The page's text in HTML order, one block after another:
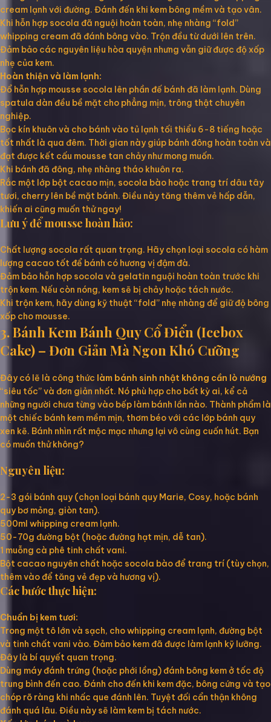
cream lạnh với đường. Đánh đến khi kem bông mềm và tạo vân.
Khi hỗn hợp socola đã nguội hoàn toàn, nhẹ nhàng “fold”
whipping cream đã đánh bông vào. Trộn đều từ dưới lên trên.
Đảm bảo các nguyên liệu hòa quyện nhưng vẫn giữ được độ xốp
nhẹ của kem.
Hoàn thiện và làm lạnh:
Đổ hỗn hợp mousse socola lên phần đế bánh đã làm lạnh. Dùng
spatula dàn đều bề mặt cho phẳng mịn, trông thật chuyên
nghiệp.
Bọc kín khuôn và cho bánh vào tủ lạnh tối thiểu 6-8 tiếng hoặc
tốt nhất là qua đêm. Thời gian này giúp bánh đông hoàn toàn và
đạt được kết cấu mousse tan chảy như mong muốn.
Khi bánh đã đông, nhẹ nhàng tháo khuôn ra.
Rắc một lớp bột cacao mịn, socola bào hoặc trang trí dâu tây
tươi, cherry lên bề mặt bánh. Điều này tăng thêm vẻ hấp dẫn,
khiến ai cũng muốn thử ngay!
Lưu ý để mousse hoàn hảo:
Chất lượng socola rất quan trọng. Hãy chọn loại socola có hàm
lượng cacao tốt để bánh có hương vị đậm đà.
Đảm bảo hỗn hợp socola và gelatin nguội hoàn toàn trước khi
trộn kem. Nếu còn nóng, kem sẽ bị chảy hoặc tách nước.
Khi trộn kem, hãy dùng kỹ thuật “fold” nhẹ nhàng để giữ độ bông
xốp cho mousse.
3. Bánh Kem Bánh Quy Cổ Điển (Icebox
Cake) – Đơn Giản Mà Ngon Khó Cưỡng
Đây có lẽ là công thức làm bánh sinh nhật không cần lò nướng
“siêu tốc” và đơn giản nhất. Nó phù hợp cho bất kỳ ai, kể cả
những người chưa từng vào bếp làm bánh lần nào. Thành phẩm là
một chiếc bánh kem mềm mịn, thơm béo với các lớp bánh quy
xen kẽ. Bánh nhìn rất mộc mạc nhưng lại vô cùng cuốn hút. Bạn
có muốn thử không?
Nguyên liệu:
2-3 gói bánh quy (chọn loại bánh quy Marie, Cosy, hoặc bánh
quy bơ mỏng, giòn tan).
500ml whipping cream lạnh.
50-70g đường bột (hoặc đường hạt mịn, dễ tan).
1 muỗng cà phê tinh chất vani.
Bột cacao nguyên chất hoặc socola bào để trang trí (tùy chọn,
thêm vào để tăng vẻ đẹp và hương vị).
Các bước thực hiện:
Chuẩn bị kem tươi:
Trong một tô lớn và sạch, cho whipping cream lạnh, đường bột
và tinh chất vani vào. Đảm bảo kem đã được làm lạnh kỹ lưỡng.
Đây là bí quyết quan trọng.
Dùng máy đánh trứng (hoặc phới lồng) đánh bông kem ở tốc độ
trung bình đến cao. Đánh cho đến khi kem đặc, bông cứng và tạo
chóp rõ ràng khi nhấc que đánh lên. Tuyệt đối cẩn thận không
đánh quá lâu. Điều này sẽ làm kem bị tách nước.